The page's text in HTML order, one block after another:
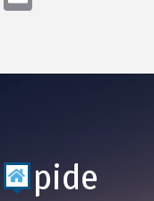
pide